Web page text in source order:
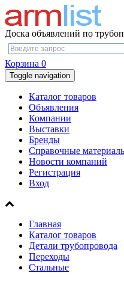
Доска объявлений по
Корзина 0
Toggle navigation
Каталог товаров
Объявления
Компании
Выставки
Бренды
Справочные
Новости компаний
Регистрация
Вход
Главная
Каталог товаров
Детали трубопровода
Переходы
Стальные